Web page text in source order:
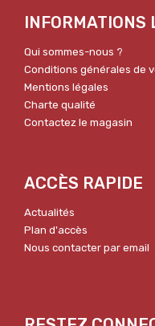
INFORMATIONS
Qui sommes-nous ?
Conditions générales de
Mentions légales
Charte qualité
Contactez le magasin
ACCÈS RAPIDE
Actualités
Plan d'accès
Nous contacter par email